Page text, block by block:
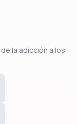
la adicción a los